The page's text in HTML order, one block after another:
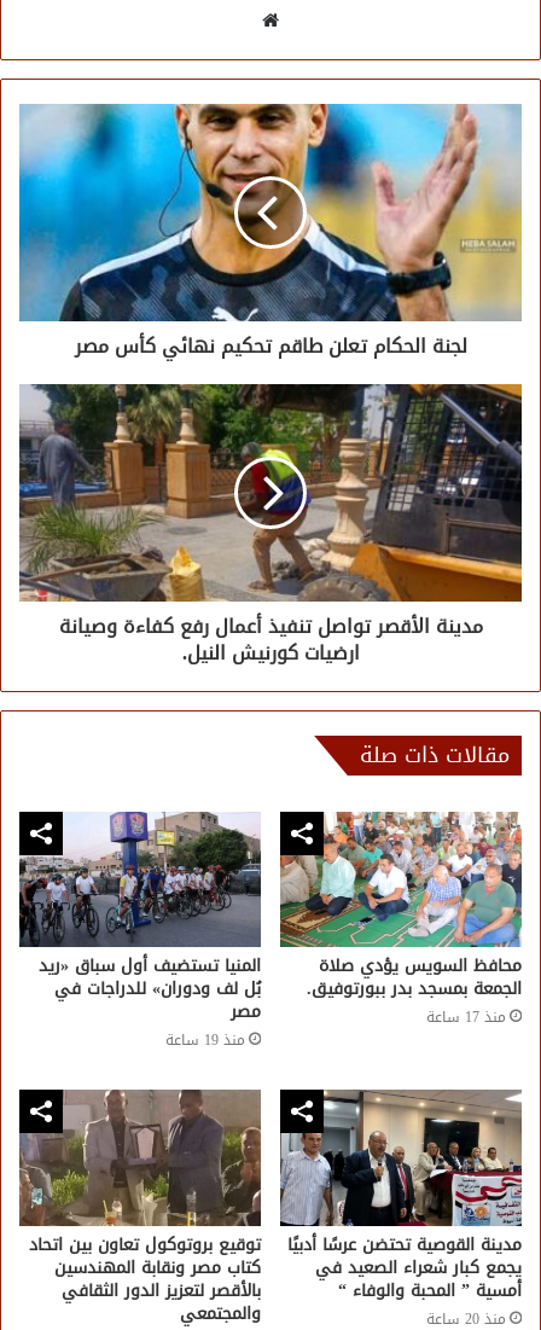
لجنة الحكام تعلن طاقم تحكيم نهائي كأس مصر
مدينة الأقصر تواصل تنفيذ أعمال رفع كفاءة وصيانة
ارضيات كورنيش النيل.
مقالات ذات صلة
محافظ السويس يؤدي صلاة
الجمعة بمسجد بدر ببورتوفيق.
منذ 17 ساعة
المنيا تستضيف أول سباق «ريد
بُل لف ودوران» للدراجات في
مصر
منذ 19 ساعة
مدينة القوصية تحتضن عرسًا أدبيًا
يجمع كبار شعراء الصعيد في
أمسية ” المحبة والوفاء “
منذ 20 ساعة
توقيع بروتوكول تعاون بين اتحاد
كتاب مصر ونقابة المهندسين
بالأقصر لتعزيز الدور الثقافي
والمجتمعي